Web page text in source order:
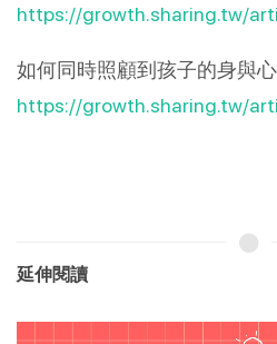
https://growth.sharing.tw/
如何同時照顧到孩子的身與
https://growth.sharing.tw/
延伸閱讀